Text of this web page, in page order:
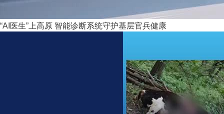
“AI医生”上高原 智能诊断系统守护基层官兵健康